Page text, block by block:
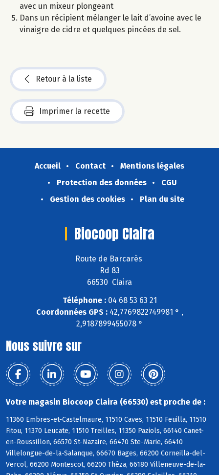
avec un mixeur plongeant
Dans un récipient mélanger le lait d’avoine avec le
vinaigre de cidre et quelques pincées de sel.
Retour à la liste
Imprimer la recette
Accueil Contact
Mentions légales
Protection des données
CGU
Gestion des cookies
Plan du site
Biocoop Claira
Route de Barcarès
Rd 83
66530 Claira
Téléphone :04 68 53 63 21
Coordonnées GPS :42,7769822749981 ° ,
2,9187899455078 °
Nous suivre sur
Votre magasin Biocoop Claira (66530) est proche de :
11360 Embres-et-Castelmaure, 11510 Caves, 11510 Feuilla, 11510
Fitou, 11370 Leucate, 11510 Treilles, 11350 Paziols, 66140 Canet-
en-Roussillon, 66570 St-Nazaire, 66470 Ste-Marie, 66410
Villelongue-de-la-Salanque, 66670 Bages, 66200 Corneilla-del-
Vercol, 66200 Montescot, 66200 Théza, 66180 Villeneuve-de-la-